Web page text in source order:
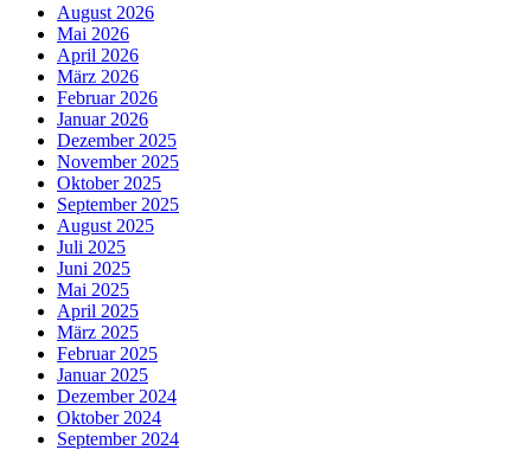
August 2026
Mai 2026
April 2026
März 2026
Februar 2026
Januar 2026
Dezember 2025
November 2025
Oktober 2025
September 2025
August 2025
Juli 2025
Juni 2025
Mai 2025
April 2025
März 2025
Februar 2025
Januar 2025
Dezember 2024
Oktober 2024
September 2024